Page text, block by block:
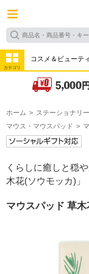
カテゴリ
コスメ＆ビューテ
ホーム ステーショナリー
マウス・マウスパッド
くらしに癒しと穏
木花(ソウモッカ)」
マウスパッド 草